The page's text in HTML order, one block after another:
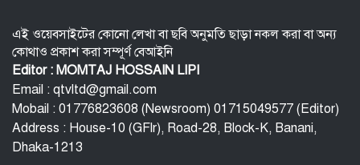
তুরস্কের প্রতিরক্ষা চুক্তি
দুর্বৃত্তের হামলায় উগান্ডার তারকা ফুটবলারের মৃত্যু
এই ওয়েবসাইটের কোনো লেখা বা ছবি অনুমতি ছাড়া নকল করা বা অন্য
কোথাও প্রকাশ করা সম্পূর্ণ বেআইনি
Editor : MOMTAJ HOSSAIN LIPI
Email : qtvltd@gmail.com
Mobail : 01776823608 (Newsroom) 01715049577 (Editor)
Address : House-10 (GFlr), Road-28, Block-K, Banani,
Dhaka-1213